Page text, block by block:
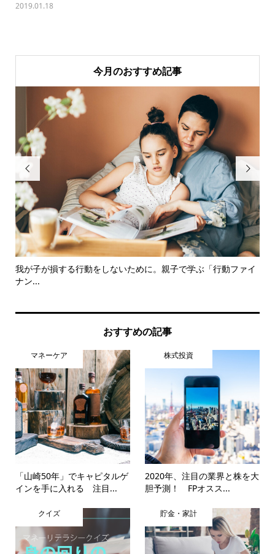
2019.01.18
今月のおすすめ記事

我が子が損する行動をしないために。親子で学ぶ「行動ファイ
ナン...

おすすめの記事
マネーケア
「山崎50年」でキャピタルゲ
インを手に入れる 注目...
株式投資
2020年、注目の業界と株を大
胆予測！ FPオスス...
クイズ 貯金・家計